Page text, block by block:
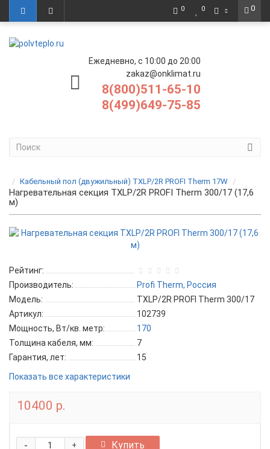
0
0 0
Ежедневно, с 10:00 до 20:00
zakaz@onklimat.ru
8(800)511-65-10
8(499)649-75-85
Кабельный пол (двужильный) TXLP/2R PROFI Therm 17W
Нагревательная секция TXLP/2R PROFI Therm 300/17 (17,6
м)
Рейтинг:
Производитель:
Profi Therm, Россия
Модель:
TXLP/2R PROFI Therm 300/17
Артикул:
102739
Мощность, Вт/кв. метр:
170
Толщина кабеля, мм:
7
Гарантия, лет:
15
Показать все характеристики
10400 р.
+
- Купить